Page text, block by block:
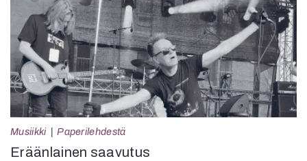
Musiikki Paperilehdestä
Eräänlainen saavutus